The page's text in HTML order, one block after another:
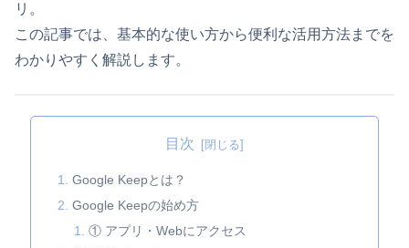
リ。
この記事では、基本的な使い方から便利な活用方法までを
わかりやすく解説します。
目次
Google Keepとは？
Google Keepの始め方
① アプリ・Webにアクセス